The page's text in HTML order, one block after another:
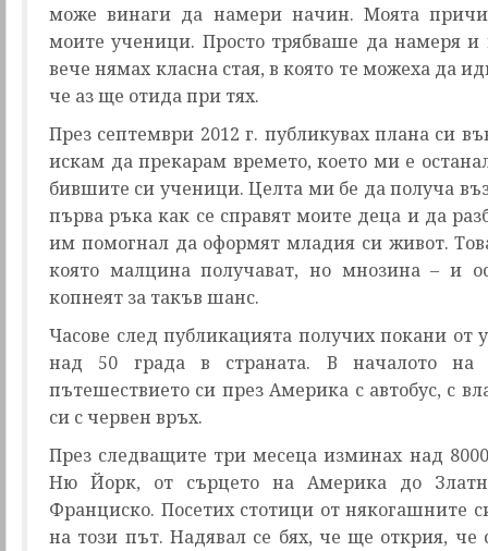
може винаги да намери начин. Моята
моите ученици. Просто трябваше да намеря
вече нямах класна стая, в която те можеха да
че аз ще отида при тях.
През септември 2012 г. публикувах плана си
искам да прекарам времето, което ми е
бившите си ученици. Целта ми бе да получа
първа ръка как се справят моите деца и да
им помогнал да оформят младия си живот.
която малцина получават, но мнозина – и
копнеят за такъв шанс.
Часове след публикацията получих покани
над 50 града в страната. В началото на
пътешествието си през Америка с автобус, с
си с червен връх.
През следващите три месеца изминах над
Ню Йорк, от сърцето на Америка до
Франциско. Посетих стотици от някогашните
на този път. Надявал се бях, че ще открия,